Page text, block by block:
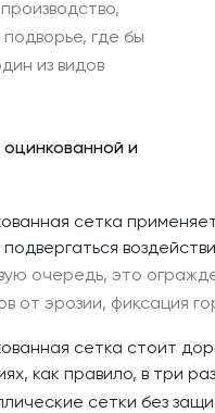
где бы
из видов
и
сетка
подвергаться
очередь, это
от эрозии, фиксация
сетка стоит
как правило, в три
сетки без